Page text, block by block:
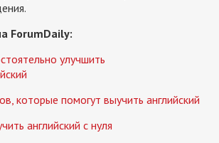
ForumDaily:
улучшить
которые помогут выучить английский
английский с нуля